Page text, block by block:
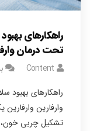
راهکارهای
تحت درمان
Content
راهکارهای بهبود
وارفارین
تشکیل چربی خون،